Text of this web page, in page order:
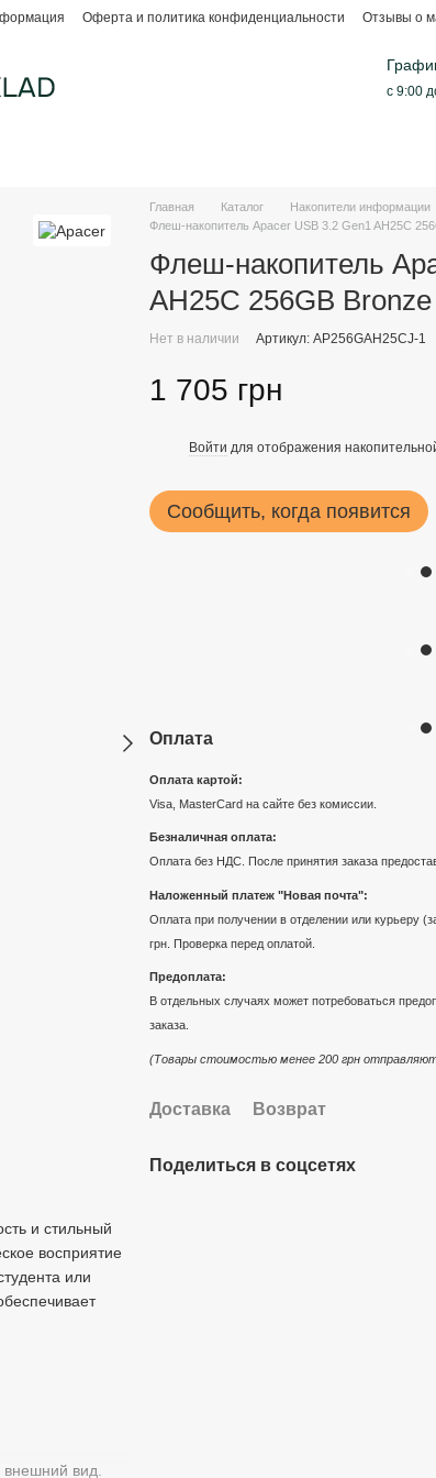
Оферта и политика конфиденциальности Отзывы о
с 9:00
и стильный
восприятие
или
внешний вид.
Главная Каталог Накопители информации
Флеш-накопитель Apacer USB 3.2 Gen1 AH25C
Флеш-накопитель
AH25C 256GB Bronze
Нет в наличии Артикул: AP256GAH25CJ-1
1 705 грн
Войти для отображения
Сообщить, когда появится
Оплата
Оплата картой:
Visa, MasterCard на сайте без комиссии.
Безналичная оплата:
Оплата без НДС. После принятия заказа
Наложенный платеж "Новая почта":
Оплата при получении в отделении или курьеру
грн. Проверка перед оплатой.
Предоплата:
В отдельных случаях может потребоваться
заказа.
(Товары стоимостью менее 200 грн
Доставка Возврат
Поделиться в соцсетях